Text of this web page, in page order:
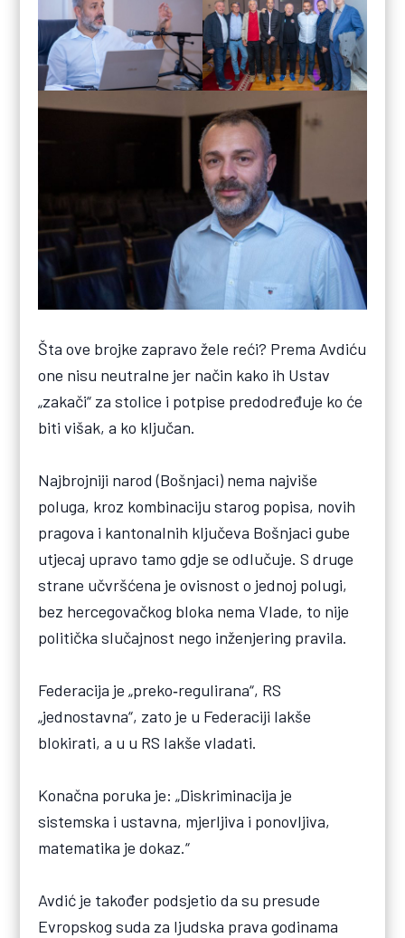
Šta ove brojke zapravo žele reći? Prema Avdiću
one nisu neutralne jer način kako ih Ustav
„zakači“ za stolice i potpise predodređuje ko će
biti višak, a ko ključan.
Najbrojniji narod (Bošnjaci) nema najviše
poluga, kroz kombinaciju starog popisa, novih
pragova i kantonalnih ključeva Bošnjaci gube
utjecaj upravo tamo gdje se odlučuje. S druge
strane učvršćena je ovisnost o jednoj polugi,
bez hercegovačkog bloka nema Vlade, to nije
politička slučajnost nego inženjering pravila.
Federacija je „preko‑regulirana“, RS
„jednostavna“, zato je u Federaciji lakše
blokirati, a u u RS lakše vladati.
Konačna poruka je: „Diskriminacija je
sistemska i ustavna, mjerljiva i ponovljiva,
matematika je dokaz.“
Avdić je također podsjetio da su presude
Evropskog suda za ljudska prava godinama